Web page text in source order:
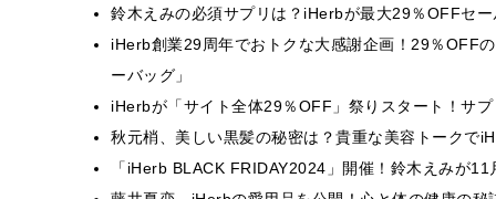
鈴木えみの必須サプリは？iHerbが最大29％OFFセ
iHerb創業29周年でおトクな大感謝企画！29％OFF
ーバッグ」
iHerbが「サイト全体29％OFF」祭りスタート！サ
秋元梢、美しい黒髪の秘密は？貴重な美容トークで
「iHerb BLACK FRIDAY2024」開催！鈴木えみが